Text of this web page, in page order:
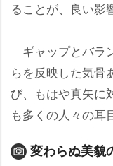
ることが、良い影
ギャップとバラ
らを反映した気骨
び、もはや真矢に
も多くの人々の耳
変わらぬ美貌